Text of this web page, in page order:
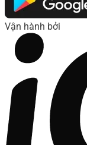
Vận hành bởi